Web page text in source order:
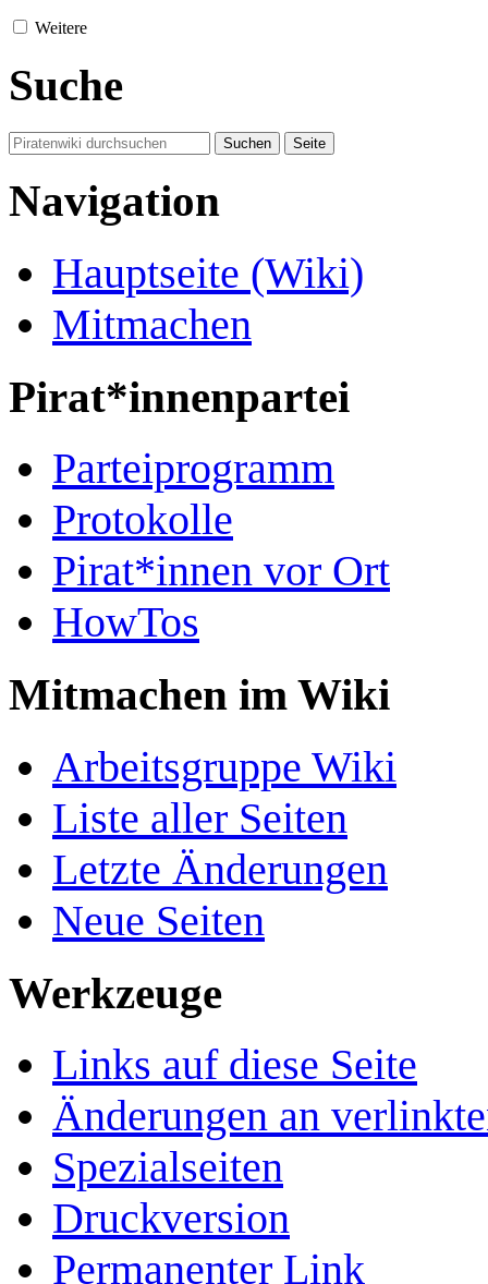
Weitere
Suche
Navigation
Hauptseite (Wiki)
Mitmachen
Pirat*innenpartei
Parteiprogramm
Protokolle
Pirat*innen vor Ort
HowTos
Mitmachen im Wiki
Arbeitsgruppe Wiki
Liste aller Seiten
Letzte Änderungen
Neue Seiten
Werkzeuge
Links auf diese Seite
Änderungen an
Spezialseiten
Druckversion
Permanenter Link